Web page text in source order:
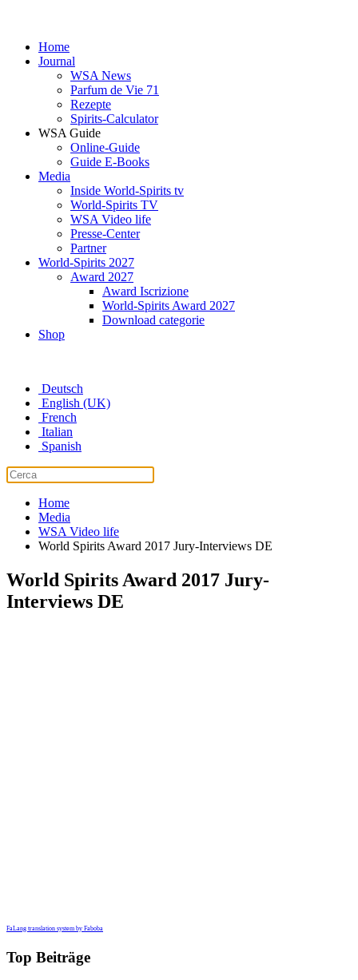
Home
Journal
WSA News
Parfum de Vie 71
Rezepte
Spirits-Calculator
WSA Guide
Online-Guide
Guide E-Books
Media
Inside World-Spirits tv
World-Spirits TV
WSA Video life
Presse-Center
Partner
World-Spirits 2027
Award 2027
Award Iscrizione
World-Spirits Award 2027
Download categorie
Shop
Deutsch
English (UK)
French
Italian
Spanish
Home
Media
WSA Video life
World Spirits Award 2017 Jury-Interviews DE
World Spirits Award 2017 Jury-
Interviews DE
FaLang translation system by Faboba
Top Beiträge